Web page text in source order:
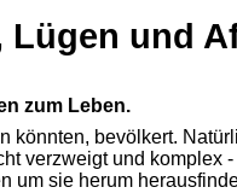
und
zum Leben.
bevölkert.
verzweigt und
sie herum